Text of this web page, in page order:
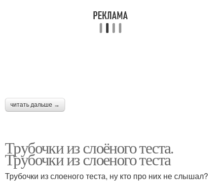
читать дальше →
Трубочки из слоёного теста.
Трубочки из слоеного теста
Трубочки из слоеного теста, ну кто про них не слышал?